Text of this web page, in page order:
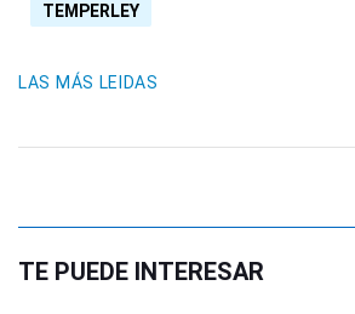
TEMPERLEY
LAS MÁS LEIDAS
TE PUEDE INTERESAR